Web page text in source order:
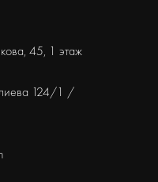
45, 1 этаж
124/1 /